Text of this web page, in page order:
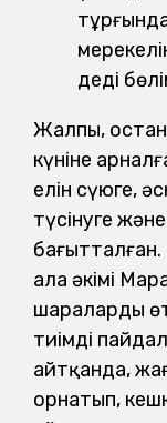
деді
Жалпы,
күніне
елін сүюге,
түсінуге
бағытталған.
Қала әкімі
шараларды
тиімді
айтқанда,
орнатып,